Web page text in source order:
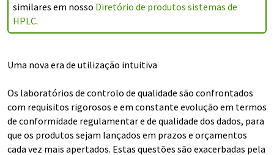
similares em nosso Diretório de produtos sistemas de
HPLC.
Uma nova era de utilização intuitiva
Os laboratórios de controlo de qualidade são confrontados
com requisitos rigorosos e em constante evolução em termos
de conformidade regulamentar e de qualidade dos dados, para
que os produtos sejam lançados em prazos e orçamentos
cada vez mais apertados. Estas questões são exacerbadas pela